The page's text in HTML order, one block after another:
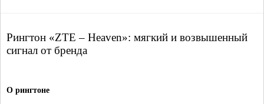
Рингтон «ZTE – Heaven»: мягкий и возвышенный
сигнал от бренда
О рингтоне